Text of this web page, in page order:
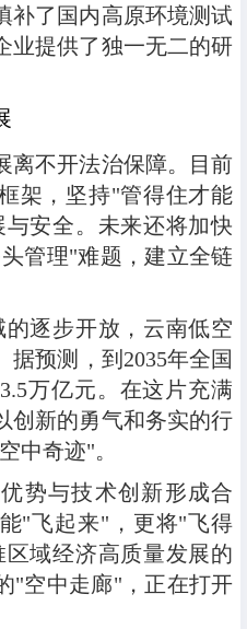
补了国内高原环境测试
业提供了独一无二的研
离不开法治保障。目前
架，坚持"管得住才能
安全。未来还将加快
管理"难题，建立全链
的逐步开放，云南低空
预测，到2035年全国
万亿元。在这片充满
创新的勇气和务实的行
中奇迹"。
势与技术创新形成合
"飞起来"，更将"飞得
域经济高质量发展的
"空中走廊"，正在打开